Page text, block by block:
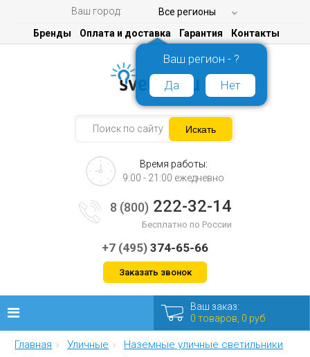
Ваш город: Все регионы
Ваш регион - ?
Да
Нет
Бренды Оплата и доставка Гарантия Контакты
Время работы:
9:00 - 21:00 ежедневно
8 (800) 222-32-14
Бесплатно по России
+7 (495) 374-65-66
Заказать звонок
Люстры
Ваш заказ:
0 товаров, 0 руб
Главная Уличные
Наземные уличные светильники